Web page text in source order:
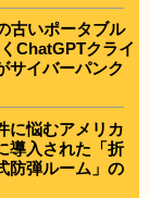
古いポータブル
ChatGPTクライ
サイバーパンク
に悩むアメリカ
導入された「折
防弾ルーム」の